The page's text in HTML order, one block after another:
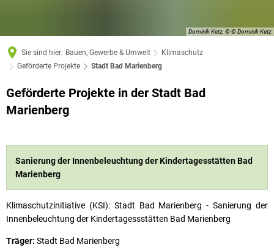
Dominik Ketz, © © Dominik Ketz
Sie sind hier: Bauen, Gewerbe & Umwelt
Klimaschutz
Geförderte Projekte
Stadt Bad Marienberg
Stadt
Bad
Geförderte Projekte in der Stadt Bad
Marienberg
Sanierung der Innenbeleuchtung der Kindertagesstätten Bad
Marienberg
Klimaschutzinitiative (KSI): Stadt Bad Marienberg - Sanierung der
Innenbeleuchtung der Kindertagessstätten Bad Marienberg
Träger: Stadt Bad Marienberg